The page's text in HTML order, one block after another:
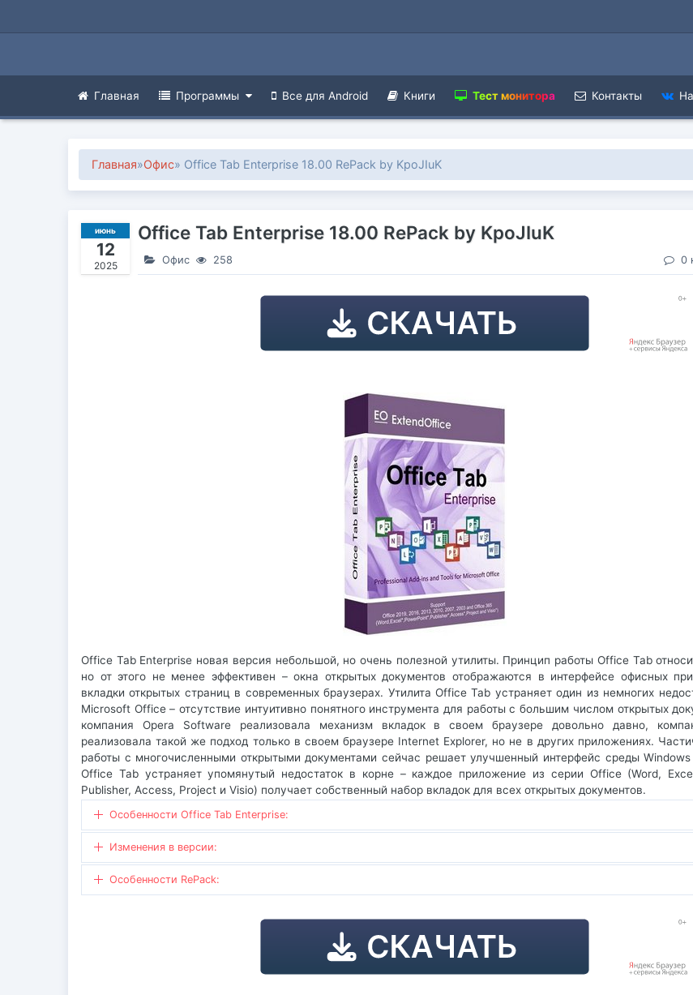
Главная Программы Все для Android Книги Тест монитора Контакты
Главная»Офис» Office Tab Enterprise 18.00 RePack by KpoJIuK
июнь
12
2025
Office Tab Enterprise 18.00 RePack by KpoJIuK
Офис 258 0
Office Tab Enterprise новая версия небольшой, но очень полезной утилиты. Принцип работы Office Tab
но от этого не менее эффективен – окна открытых документов отображаются в интерфейсе офисных
вкладки открытых страниц в современных браузерах. Утилита Office Tab устраняет один из немногих
Microsoft Office – отсутствие интуитивно понятного инструмента для работы с большим числом открытых
компания Opera Software реализовала механизм вкладок в своем браузере довольно давно,
реализовала такой же подход только в своем браузере Internet Explorer, но не в других приложениях.
работы с многочисленными открытыми документами сейчас решает улучшенный интерфейс среды Windows
Office Tab устраняет упомянутый недостаток в корне – каждое приложение из серии Office (Word,
Publisher, Access, Project и Visio) получает собственный набор вкладок для всех открытых документов.
Особенности Office Tab Enterprise:
Изменения в версии:
Особенности RePack: